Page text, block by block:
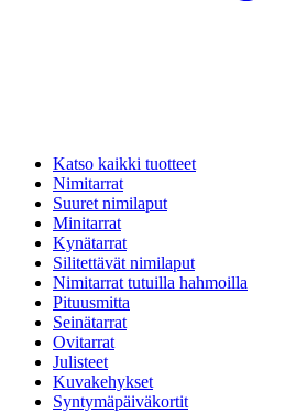
Katso kaikki tuotteet
Nimitarrat
Suuret nimilaput
Minitarrat
Kynätarrat
Silitettävät nimilaput
Nimitarrat tutuilla hahmoilla
Pituusmitta
Seinätarrat
Ovitarrat
Julisteet
Kuvakehykset
Syntymäpäiväkortit